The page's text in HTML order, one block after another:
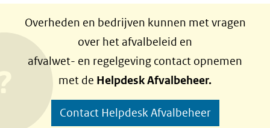
l
e
n
o
p
F
l
e
n
o
p
L
Overheden en bedrijven kunnen met vragen
over het afvalbeleid en
afvalwet- en regelgeving contact opnemen
met de Helpdesk Afvalbeheer.
Contact Helpdesk Afvalbeheer